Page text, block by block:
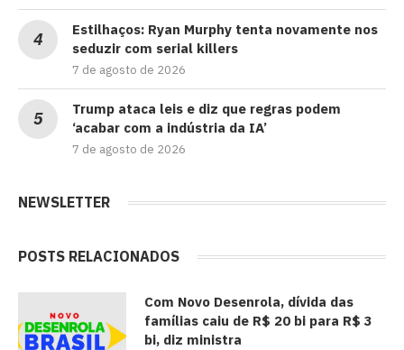
Estilhaços: Ryan Murphy tenta novamente nos
seduzir com serial killers
7 de agosto de 2026
Trump ataca leis e diz que regras podem
‘acabar com a indústria da IA’
7 de agosto de 2026
NEWSLETTER
POSTS RELACIONADOS
Com Novo Desenrola, dívida das
famílias caiu de R$ 20 bi para R$ 3
bi, diz ministra